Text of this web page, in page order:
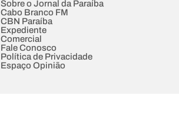
Sobre o Jornal da Paraíba
Cabo Branco FM
CBN Paraíba
Expediente
Comercial
Fale Conosco
Política de Privacidade
Espaço Opinião